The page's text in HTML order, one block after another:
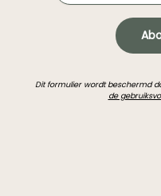
Dit formulier wordt beschermd
de